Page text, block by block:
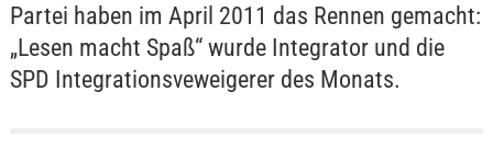
Partei haben im April 2011 das Rennen gemacht:
„Lesen macht Spaß“ wurde Integrator und die
SPD Integrationsveweigerer des Monats.